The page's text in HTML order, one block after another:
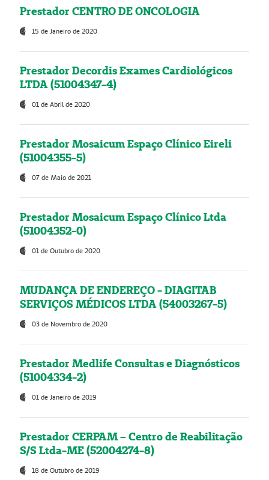
Prestador CENTRO DE ONCOLOGIA
15 de Janeiro de 2020
Prestador Decordis Exames Cardiológicos
LTDA (51004347-4)
01 de Abril de 2020
Prestador Mosaicum Espaço Clínico Eireli
(51004355-5)
07 de Maio de 2021
Prestador Mosaicum Espaço Clínico Ltda
(51004352-0)
01 de Outubro de 2020
MUDANÇA DE ENDEREÇO - DIAGITAB
SERVIÇOS MÉDICOS LTDA (54003267-5)
03 de Novembro de 2020
Prestador Medlife Consultas e Diagnósticos
(51004334-2)
01 de Janeiro de 2019
Prestador CERPAM – Centro de Reabilitação
S/S Ltda-ME (52004274-8)
18 de Outubro de 2019